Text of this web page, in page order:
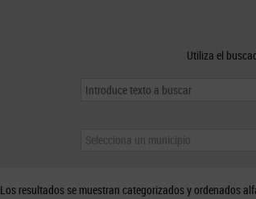
Utiliza el
Selecciona un municipio
Los resultados se muestran categorizados y ordenados